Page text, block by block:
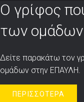
Ο γρίφος
των ομάδων
Δείτε παρακάτω τον
ομάδων στην ΕΠΑΥΛΗ.
ΠΕΡΙΣΣΟΤΕΡΑ